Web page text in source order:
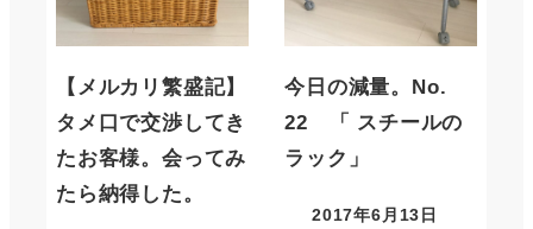
【メルカリ繁盛記】
タメ口で交渉してき
たお客様。会ってみ
たら納得した。
今日の減量。No.
22 「 スチールの
ラック」
2017年6月13日